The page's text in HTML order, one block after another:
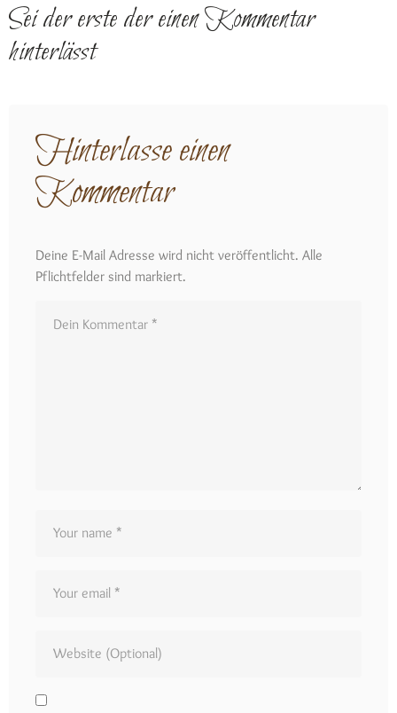
Sei der erste der einen Kommentar
hinterlässt
Hinterlasse einen
Kommentar
Deine E-Mail Adresse wird nicht veröffentlicht. Alle
Pflichtfelder sind markiert.